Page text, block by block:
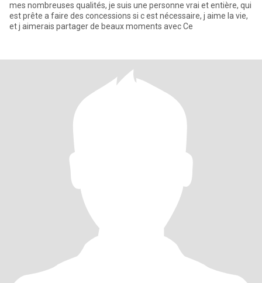
mes nombreuses qualités, je suis une personne vrai et entière, qui
est prête a faire des concessions si c est nécessaire, j aime la vie,
et j aimerais partager de beaux moments avec Ce